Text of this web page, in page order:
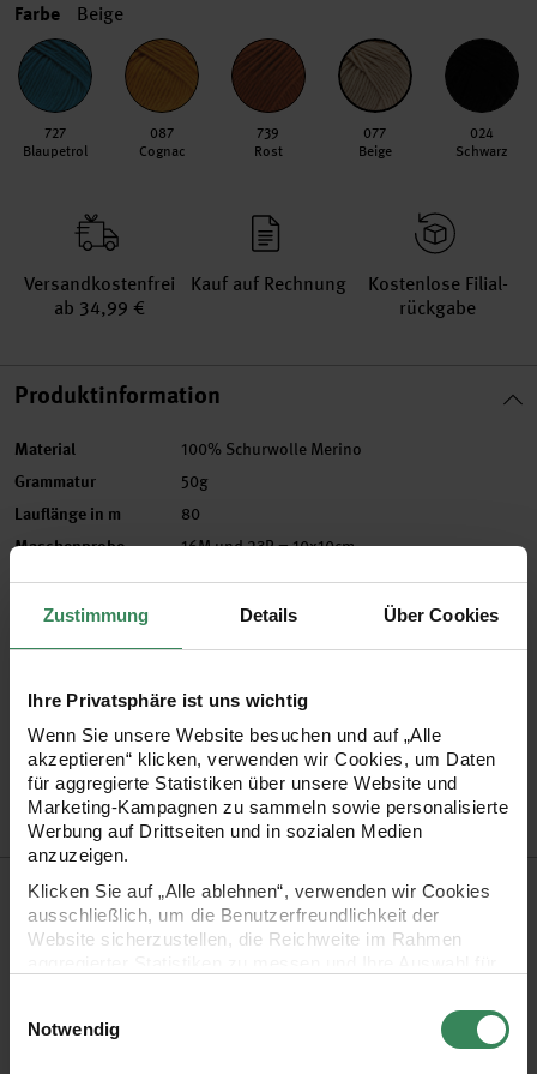
Zustimmung Details Über Cookies
Ihre Privatsphäre ist uns wichtig
Wenn Sie unsere Website besuchen und auf „Alle
akzeptieren“ klicken, verwenden wir Cookies, um Daten
für aggregierte Statistiken über unsere Website und
Marketing-Kampagnen zu sammeln sowie personalisierte
Werbung auf Drittseiten und in sozialen Medien
anzuzeigen.
Klicken Sie auf „Alle ablehnen“, verwenden wir Cookies
ausschließlich, um die Benutzerfreundlichkeit der
Website sicherzustellen, die Reichweite im Rahmen
Ihre Einwilligung ist freiwillig und kann jederzeit über den
Link „Cookie-Einstellungen“ im Fußbereich der Seite
Notwendig
Farbe Beige
727
Blaupetrol
087
Cognac
739
Rost
077
Beige
024
Schwarz
Versand­kosten­frei
ab 34,99 €
Kauf auf Rechnung
Kosten­lose Filial­
rückgabe
Produktinformation
Material 100% Schurwolle Merino
Grammatur 50g
Lauflänge in m 80
Maschenprobe 16M und 23R = 10x10cm
Nadelstärke in mm 4,5 - 5,5 mm
Verbrauch Gr. 38/40 = ca. 550-600g
Pflegehinweise
Artikel-Nr.3036012
Bestell-Nr.3311424
Produktbeschreibung
Die Garnqualität „Bingo“ von Lana Grossa ist ein absoluter
Klassiker. Das Garn besteht aus purer extrafeiner
Merinowolle. Es ist waschbar und filzfrei.